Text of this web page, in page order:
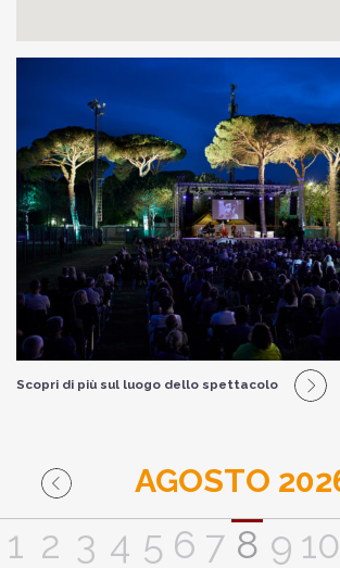
Scopri di più sul luogo dello spettacolo
AGOSTO
1 2 3 4 5 6 7 8 9 10